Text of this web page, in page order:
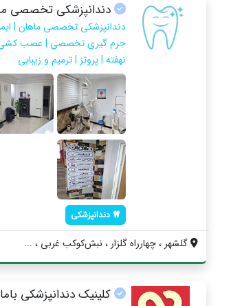
دندانپزشکی تخصصی
دندانپزشکی تخصصی ماهان |
جرم گیری تخصصی | عصب کشی
نهفته | پروتز | ترمیم و زیبایی
دندانپزشکی
گلشهر ، چهارراه گلزار ، نبش‌کوکب غربی ، ...
کلینیک دندانپزشکی